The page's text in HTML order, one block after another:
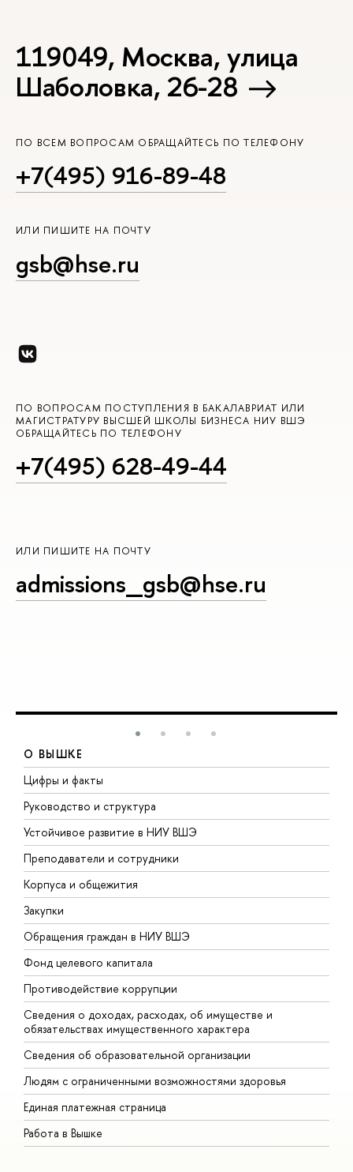
119049, Москва, улица
Шаболовка, 26-28
ПО ВСЕМ ВОПРОСАМ ОБРАЩАЙТЕСЬ ПО ТЕЛЕФОНУ
+7(495) 916-89-48
ИЛИ ПИШИТЕ НА ПОЧТУ
gsb@hse.ru
ПО ВОПРОСАМ ПОСТУПЛЕНИЯ В БАКАЛАВРИАТ ИЛИ
МАГИСТРАТУРУ ВЫСШЕЙ ШКОЛЫ БИЗНЕСА НИУ ВШЭ
ОБРАЩАЙТЕСЬ ПО ТЕЛЕФОНУ
+7(495) 628-49-44
ИЛИ ПИШИТЕ НА ПОЧТУ
admissions_gsb@hse.ru
О ВЫШКЕ
Цифры и факты
Руководство и структура
Устойчивое развитие в НИУ ВШЭ
Преподаватели и сотрудники
Корпуса и общежития
Закупки
Обращения граждан в НИУ ВШЭ
Фонд целевого капитала
Противодействие коррупции
Сведения о доходах, расходах, об имуществе и
обязательствах имущественного характера
Сведения об образовательной организации
Людям с ограниченными возможностями здоровья
Единая платежная страница
Работа в Вышке